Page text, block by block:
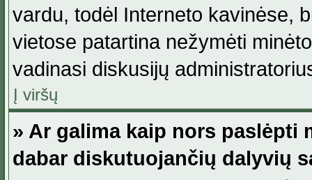
vardu, todėl Interneto kavinėse,
vietose patartina nežymėti
vadinasi diskusijų
Į viršų
» Ar galima kaip nors paslėpti
dabar diskutuojančių dalyvių